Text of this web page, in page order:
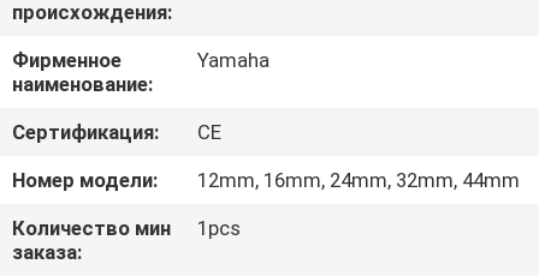
О
НАС
ЭКСКУРСИЯ
ПО
ЗАВОДУ
происхождения:
Фирменное
наименование:
Yamaha
Сертификация:
CE
Номер модели:
12mm, 16mm, 24mm, 32mm, 44mm
Количество мин
заказа:
1pcs